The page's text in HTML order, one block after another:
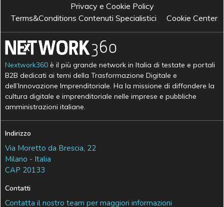
Privacy e Cookie Policy
Terms&Conditions Contenuti Specialistici
Cookie Center
Nextwork360 è il più grande network in Italia di testate e portali
B2B dedicati ai temi della Trasformazione Digitale e
dell’Innovazione Imprenditoriale. Ha la missione di diffondere la
cultura digitale e imprenditoriale nelle imprese e pubbliche
amministrazioni italiane.
Indirizzo
Via Moretto da Brescia, 22
Milano - Italia
CAP 20133
Contatti
Contatta il nostro team per maggiori informazioni